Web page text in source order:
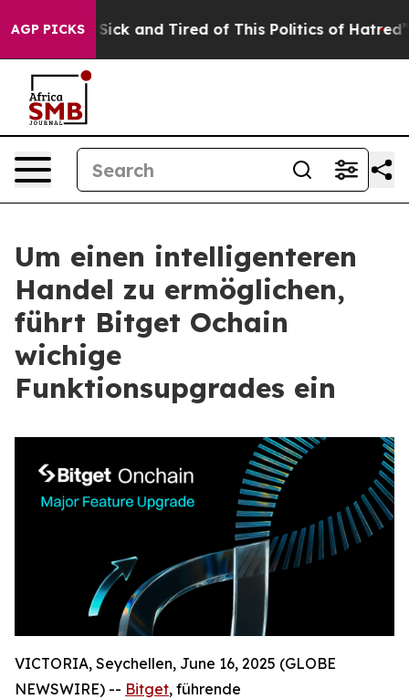
AGP PICKS
Are Sick and Tired of This Politics of Hatred” The
Um einen intelligenteren
Handel zu ermöglichen,
führt Bitget Ochain
wichige
Funktionsupgrades ein
VICTORIA, Seychellen, June 16, 2025 (GLOBE
NEWSWIRE) -- Bitget, führende